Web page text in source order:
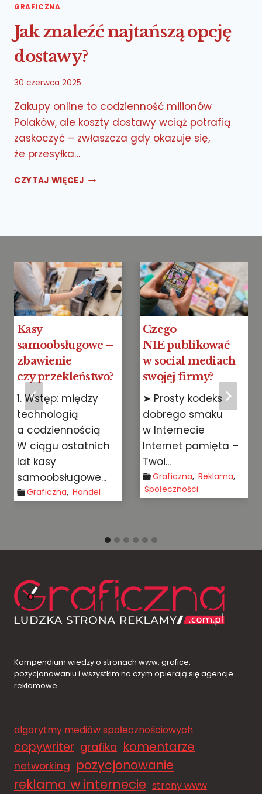
GRAFICZNA
Jak znaleźć najtańszą opcję
dostawy?
30 czerwca 2025
Zakupy online to codzienność milionów
Polaków, ale koszty dostawy wciąż potrafią
zaskoczyć – zwłaszcza gdy okazuje się,
że przesyłka…
CZYTAJ WIĘCEJJAK
Kasy
samoobsługowe –
zbawienie
czy przekleństwo?
1. Wstęp: między
technologią
a codziennością
W ciągu ostatnich
lat kasy
samoobsługowe...
Graficzna, Handel
Czego
NIE publikować
w social mediach
swojej firmy?
➤ Prosty kodeks
dobrego smaku
w Internecie
Internet pamięta –
Twoi...
Graficzna, Reklama,
Społeczności
Kompendium wiedzy o stronach www, grafice,
pozycjonowaniu i wszystkim na czym opierają się agencje
reklamowe.
algorytmy mediów społecznościowych
copywriter grafika komentarze
networking pozycjonowanie
reklama w internecie strony www